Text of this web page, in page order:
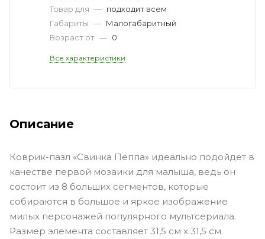
Товар для — подходит всем
Габариты — Малогабаритный
Возраст от — 0
Все характеристики
Описание
Коврик-пазл «Свинка Пеппа» идеально подойдет в
качестве первой мозаики для малыша, ведь он
состоит из 8 больших сегментов, которые
собираются в большое и яркое изображение
милых персонажей популярного мультсериала.
Размер элемента составляет 31,5 см х 31,5 см.